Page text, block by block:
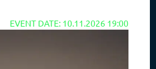
EVENT DATE: 10.11.2026 19:00